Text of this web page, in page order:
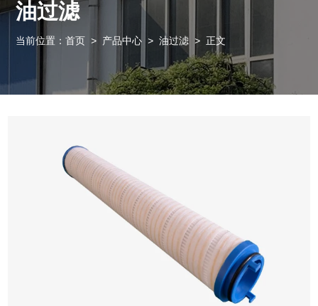
油过滤
当前位置：首页 > 产品中心 >油过滤 > 正文